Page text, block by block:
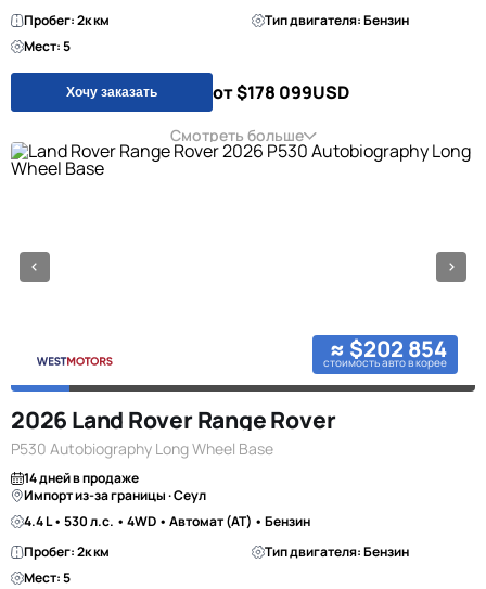
Пробег: 2к км
Тип двигателя: Бензин
Мест: 5
Хочу заказать от $178 099USD
Смотреть больше
≈ $202 854
стоимость авто в корее
2026 Land Rover Range Rover
P530 Autobiography Long Wheel Base
14 дней в продаже
Импорт из-за границы · Сеул
4.4 L • 530 л.с. • 4WD • Автомат (AT) • Бензин
Пробег: 2к км
Тип двигателя: Бензин
Мест: 5